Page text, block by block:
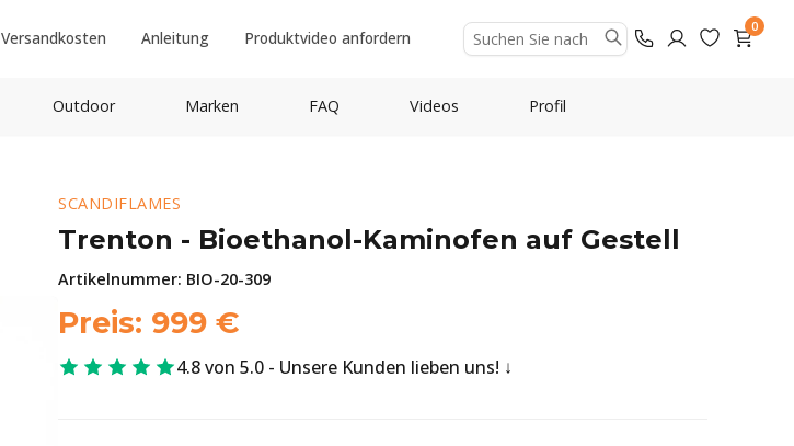
Versandkosten Anleitung Produktvideo anfordern
0
Outdoor Marken FAQ Videos Profil
SCANDIFLAMES
Trenton - Bioethanol-Kaminofen auf Gestell
Artikelnummer: BIO-20-309
Preis: 999 €
4.8 von 5.0 - Unsere Kunden lieben uns!